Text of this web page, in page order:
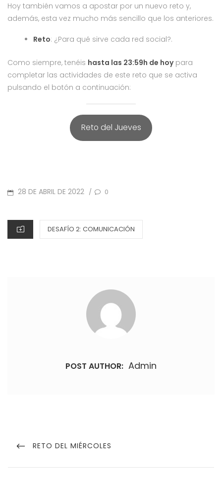
Hoy también vamos a apostar por un nuevo reto y,
además, esta vez mucho más sencillo que los anteriores.
Reto: ¿Para qué sirve cada red social?.
Como siempre, tenéis hasta las 23:59h de hoypara
completar las actividades de este reto que se activa
pulsando el botón a continuación:
Reto del Jueves
POSTED
28 DE ABRIL DE 2022 / 0
CATEGORIES
DESAFÍO 2: COMUNICACIÓN
POST AUTHOR: Admin
de
PREVIOUS
RETO DEL MIÉRCOLES